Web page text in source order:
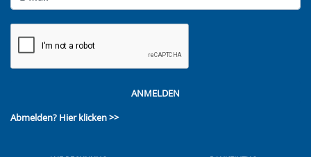
ANMELDEN
Abmelden? Hier klicken >>